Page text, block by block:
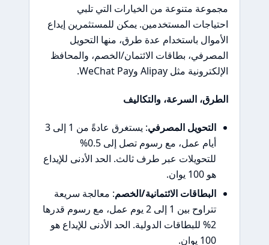
مجموعة متنوعة من الخيارات التي تلبي
احتياجات المستخدمين. يمكن للمستثمرين إيداع
الأموال باستخدام عدة طرق، منها التحويل
المصرفي، بطاقات الائتمان/الخصم، والمحافظ
الإلكترونية مثل Alipay وWeChat Pay.
الطرق، السرعة، والتكاليف
التحويل المصرفي
: يستغرق عادةً من 1 إلى 3
أيام عمل، مع رسوم تصل إلى 0.5%
للتحويلات عبر طرف ثالث. الحد الأدنى للإيداع
هو 100 يوان.
البطاقات الائتمانية/الخصم: معالجة سريعة
تتراوح بين 1 إلى 2 يوم عمل، مع رسوم قدرها
2% للبطاقات الدولية. الحد الأدنى للإيداع هو
100 يوان.